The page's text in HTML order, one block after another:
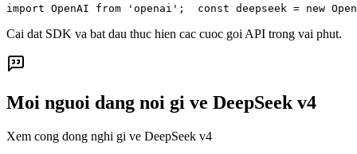
import OpenAI from 'openai';  const deepseek = new
Cai dat SDK va bat dau thuc hien cac cuoc goi API trong vai phut.
Moi nguoi dang noi gi ve DeepSeek v4
Xem cong dong nghi gi ve DeepSeek v4